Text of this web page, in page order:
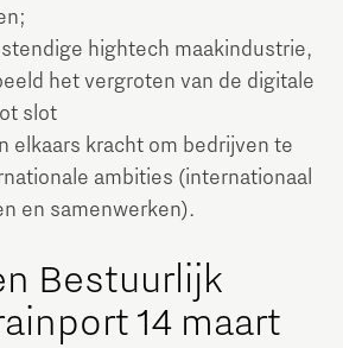
hightech maakindustrie,
het vergroten van de digitale
slot
elkaars kracht om bedrijven te
ambities (internationaal
en samenwerken).
Bestuurlijk
14 maart